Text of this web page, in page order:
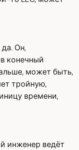
Он,
конечный
может быть,
тройную,
времени,
инженер ведёт